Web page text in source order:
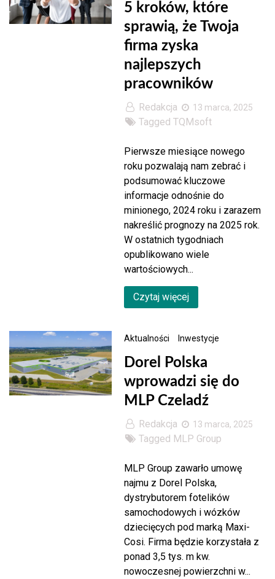
5 kroków, które
sprawią, że Twoja
firma zyska
najlepszych
pracowników
Redakcja 13 marca, 2025
TaggedTQMsoft
Pierwsze miesiące nowego
roku pozwalają nam zebrać i
podsumować kluczowe
informacje odnośnie do
minionego, 2024 roku i zarazem
nakreślić prognozy na 2025 rok.
W ostatnich tygodniach
opublikowano wiele
wartościowych...
Czytaj więcej
Aktualności Inwestycje
Dorel Polska
wprowadzi się do
MLP Czeladź
Redakcja 13 marca, 2025
Tagged MLP Group
MLP Group zawarło umowę
najmu z Dorel Polska,
dystrybutorem fotelików
samochodowych i wózków
dziecięcych pod marką Maxi-
Cosi. Firma będzie korzystała z
ponad 3,5 tys. m kw.
nowoczesnej powierzchni w...